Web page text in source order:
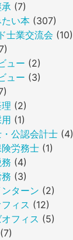
(7)
い本 (307)
士業交流会 (10)
ュー (2)
ュー (3)
(2)
(1)
公認会計士 (4)
労務士 (1)
(4)
(3)
ターン (2)
ィス (12)
フィス (5)
(7)